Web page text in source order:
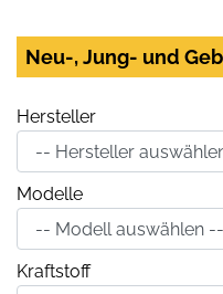
Neu-, Jung- und
Hersteller
Modelle
Kraftstoff